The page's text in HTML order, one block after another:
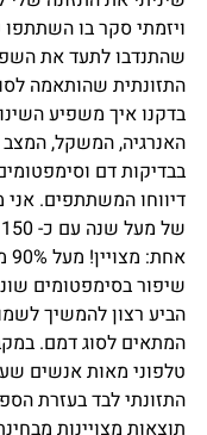
ויזמתי סקר בו
שהתנדבו לתעד את
התזונתית שהותאמה
בדקנו איך משפיע
האנרגיה, המשקל,
בבדיקות דם
דיווחו המשתתפים.
שיפור בסימפטומים
הביע רצון להמשיך
המתאים לסוג דמם.
טלפוני מאות אנשים
התזונתי לבד בעזרת
תוצאות מצויינות